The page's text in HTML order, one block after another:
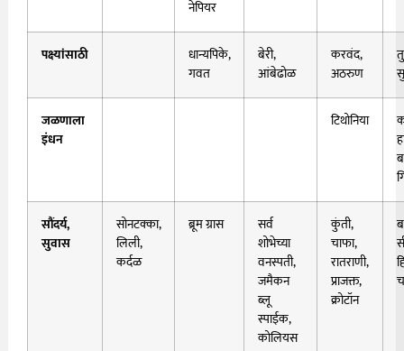
नेपियर
पक्ष्यांसाठी
धान्यपिके,
गवत
बेरी,
आंबेढोळ
करवंद,
अठरुण
जळणाला
इंधन
टिथोनिया
सौंदर्य,
सुवास
सोनटक्का,
लिली,
कर्दळ
ब्रूम ग्रास
सर्व
शोभेच्या
वनस्पती,
जमैकन
ब्लू
स्पाईक,
कोलियस
कुंती,
चाफा,
रातराणी,
प्राजक्त,
क्रोटॉन